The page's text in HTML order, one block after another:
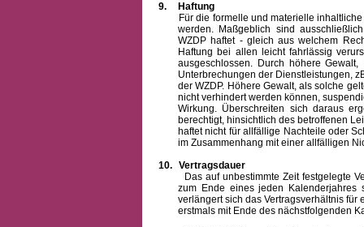
9.
Haftung
Für die formelle und materielle
werden. Maßgeblich sind
WZDP haftet - gleich aus welchem
Haftung bei allen leicht fahrlässig
ausgeschlossen. Durch höhere
Unterbrechungen der Dienstleistungen,
der WZDP. Höhere Gewalt, als solche
nicht verhindert werden können,
Wirkung. Überschreiten sich daraus
berechtigt, hinsichtlich des betroffenen
haftet nicht für allfällige Nachteile oder
im Zusammenhang mit einer allfälligen
10. Vertragsdauer
Das auf unbestimmte Zeit festgelegte
zum Ende eines jeden Kalenderjahres
verlängert sich das Vertragsverhältnis
erstmals mit Ende des nächstfolgenden